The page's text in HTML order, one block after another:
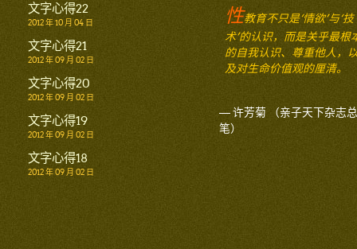
文字心得22
2012 年 10 月 04 日
文字心得21
2012 年 09 月 02 日
文字心得20
2012 年 09 月 02 日
文字心得19
2012 年 09 月 02 日
文字心得18
2012 年 09 月 02 日
性教育不只是‘情欲’与‘技
术’的认识，而是关乎最根
的自我认识、尊重他人，
及对生命价值观的厘清。
— 许芳菊 （亲子天下杂志
笔）